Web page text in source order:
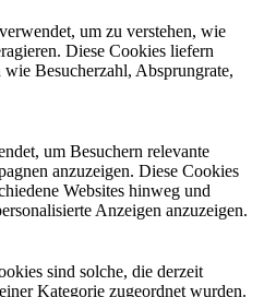
um zu verstehen, wie
Diese Cookies liefern
Besucherzahl, Absprungrate,
um Besuchern relevante
anzuzeigen. Diese Cookies
Websites hinweg und
Anzeigen anzuzeigen.
sind solche, die derzeit
Kategorie zugeordnet wurden.